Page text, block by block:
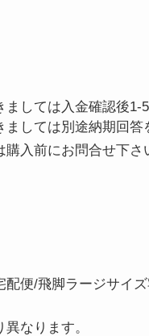
しては入金確認後1-
しては別途納期回答
入前にお問合せ下さ
便/飛脚ラージサイ
なります。